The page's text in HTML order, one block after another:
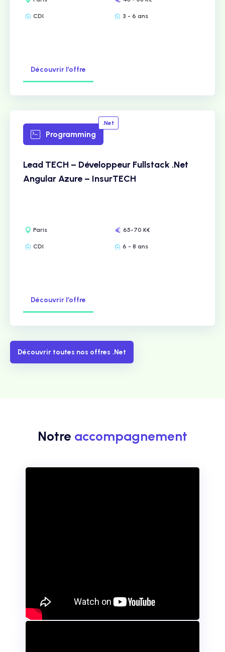
CDI 3 - 6 ans
Découvrir l’offre
Programming
.Net
Lead TECH – Développeur Fullstack .Net
Angular Azure – InsurTECH
Paris 65-70 K€
CDI 6 - 8 ans
Découvrir l’offre
Découvrir toutes nos offres .Net
Notre accompagnement